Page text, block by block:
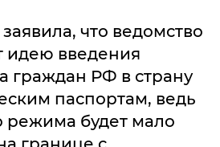
что ведомство
идею введения
граждан РФ в страну
паспортам, ведь
режима будет мало